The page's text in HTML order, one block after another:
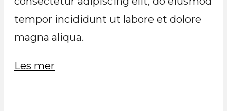
tempor incididunt ut labore et dolore
magna aliqua.
Les mer